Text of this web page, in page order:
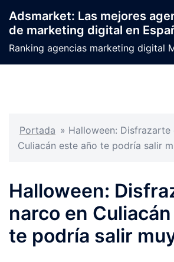
contenido
Adsmarket: Las mejores
de marketing digital en
Ranking agencias marketing digital
Portada » Halloween: Disfrazarte
Culiacán este año te podría salir
Halloween:
narco en
te podría salir